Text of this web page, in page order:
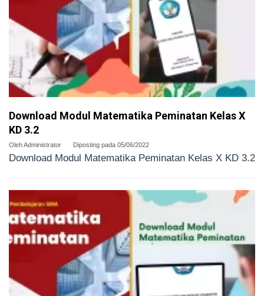
Download Modul Matematika Peminatan Kelas X
KD 3.2
OlehAdministrator Diposting pada 05/06/2022
Download Modul Matematika Peminatan Kelas X KD 3.2